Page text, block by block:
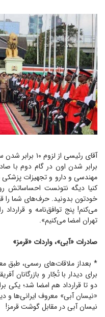
برابر شدن اون در گام دوم با
مهندسی و دارو و تجهیزات
کنیا دیگه نتونست احساساتش
خودتون بدونید. حرف‌های شما را
می‌کنم! پنج توافق‌نامه و
تهران امضا می‌کنیم».
صادرات «آبی»، واردات «قرمز»
* بعداز ملاقات‌های رسمی، طبق
برای دیدار با تُجّار و بازرگانان
دو تا قرارداد هم امضا شد؛ یکی
«نیسان آبی» معروف ایرانی‌ها و
نیسان آبی در مقابل گوشت قرمز!